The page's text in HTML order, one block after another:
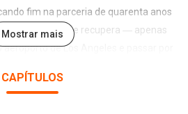
fim na parceria de quarenta anos
Quintana se recupera ― apenas
aeroporto de Los Angeles e passar por
Joan Didion explora uma experiência
Mostrar mais
CAPÍTULOS